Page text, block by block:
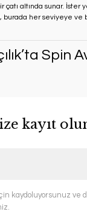
çatı altında sunar. İster
burada her seviyeye ve
Spin
kayıt
için kaydoluyorsunuz ve